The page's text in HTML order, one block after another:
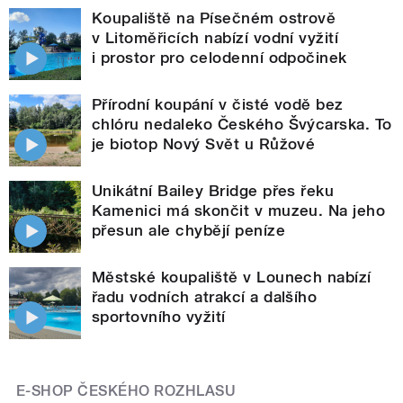
Koupaliště na Písečném ostrově
v Litoměřicích nabízí vodní vyžití
i prostor pro celodenní odpočinek
Přírodní koupání v čisté vodě bez
chlóru nedaleko Českého Švýcarska. To
je biotop Nový Svět u Růžové
Unikátní Bailey Bridge přes řeku
Kamenici má skončit v muzeu. Na jeho
přesun ale chybějí peníze
Městské koupaliště v Lounech nabízí
řadu vodních atrakcí a dalšího
sportovního vyžití
E-SHOP ČESKÉHO ROZHLASU